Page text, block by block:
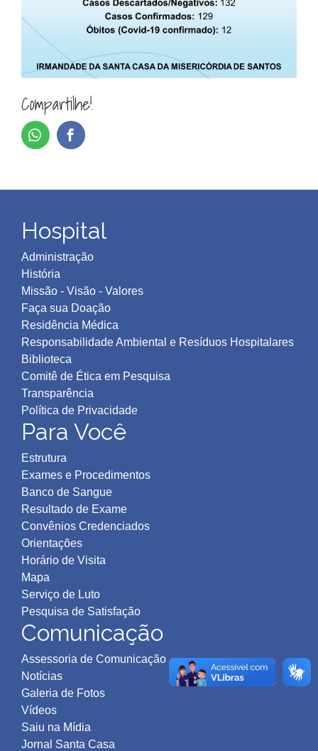
Compartilhe!
Hospital
Administração
História
Missão - Visão - Valores
Faça sua Doação
Residência Médica
Responsabilidade Ambiental e Resíduos Hospitalares
Biblioteca
Comitê de Ética em Pesquisa
Transparência
Política de Privacidade
Para Você
Estrutura
Exames e Procedimentos
Banco de Sangue
Resultado de Exame
Convênios Credenciados
Orientações
Horário de Visita
Mapa
Serviço de Luto
Pesquisa de Satisfação
Comunicação
Assessoria de Comunicação
Notícias
Galeria de Fotos
Vídeos
Saiu na Mídia
Jornal Santa Casa